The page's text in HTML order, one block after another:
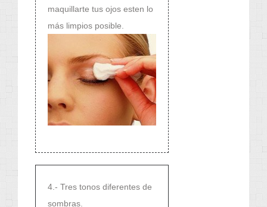
maquillarte tus ojos esten lo
más limpios posible.
4.- Tres tonos diferentes de
sombras.